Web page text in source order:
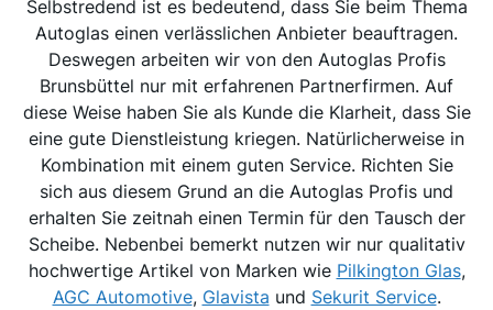
Selbstredend ist es bedeutend, dass Sie beim Thema
Autoglas einen verlässlichen Anbieter beauftragen.
Deswegen arbeiten wir von den Autoglas Profis
Brunsbüttel nur mit erfahrenen Partnerfirmen. Auf
diese Weise haben Sie als Kunde die Klarheit, dass Sie
eine gute Dienstleistung kriegen. Natürlicherweise in
Kombination mit einem guten Service. Richten Sie
sich aus diesem Grund an die Autoglas Profis und
erhalten Sie zeitnah einen Termin für den Tausch der
Scheibe. Nebenbei bemerkt nutzen wir nur qualitativ
hochwertige Artikel von Marken wie Pilkington Glas,
AGC Automotive, Glavista und Sekurit Service.